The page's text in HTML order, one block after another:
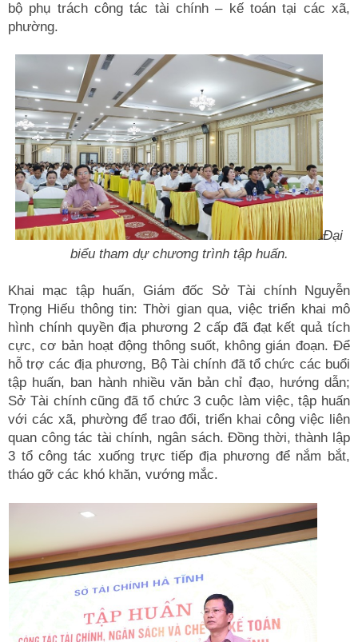
bộ phụ trách công tác tài chính – kế toán tại các xã,
phường.
Đại
biểu tham dự chương trình tập huấn.
Khai mạc tập huấn, Giám đốc Sở Tài chính Nguyễn
Trọng Hiếu thông tin: Thời gian qua, việc triển khai mô
hình chính quyền địa phương 2 cấp đã đạt kết quả tích
cực, cơ bản hoạt động thông suốt, không gián đoạn. Để
hỗ trợ các địa phương, Bộ Tài chính đã tổ chức các buổi
tập huấn, ban hành nhiều văn bản chỉ đạo, hướng dẫn;
Sở Tài chính cũng đã tổ chức 3 cuộc làm việc, tập huấn
với các xã, phường để trao đổi, triển khai công việc liên
quan công tác tài chính, ngân sách. Đồng thời, thành lập
3 tổ công tác xuống trực tiếp địa phương để nắm bắt,
tháo gỡ các khó khăn, vướng mắc.